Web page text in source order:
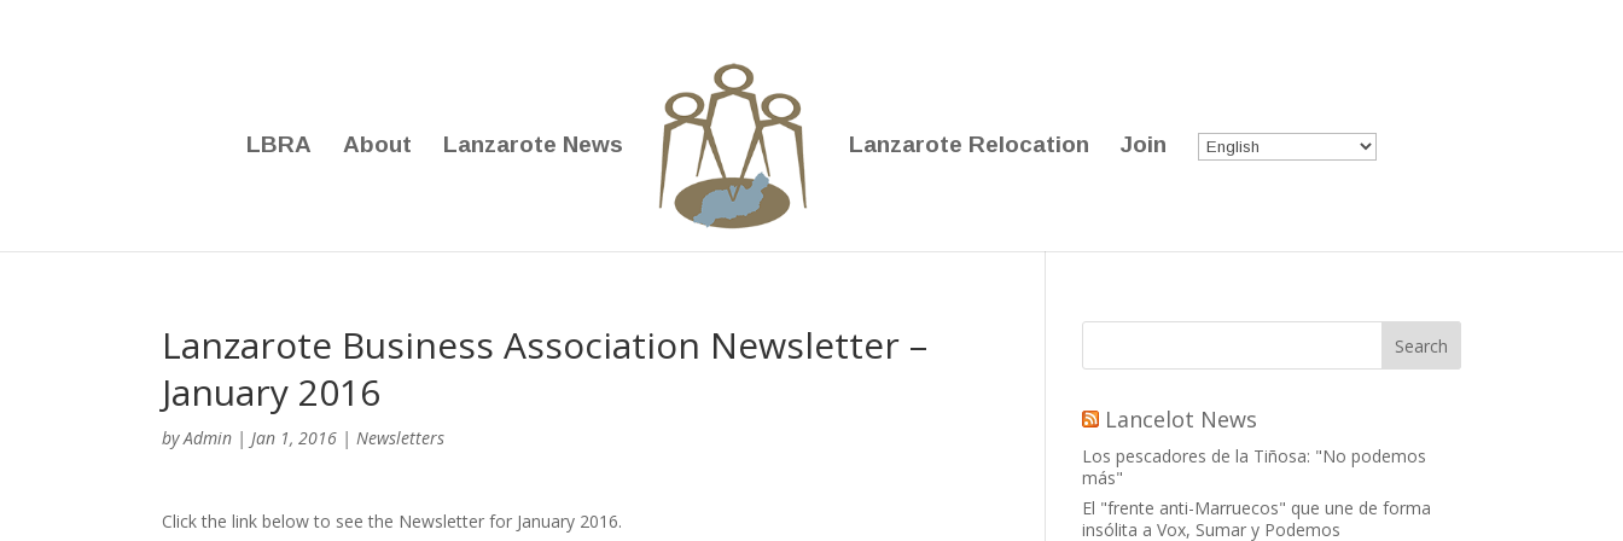
LBRA About Lanzarote News Lanzarote Relocation Join
Lanzarote Business Association Newsletter –
January 2016
byAdmin |Jan 1, 2016 |Newsletters
Click the link below to see the Newsletter for January 2016.
Lancelot News
Los pescadores de la Tiñosa: "No podemos
más"
El "frente anti-Marruecos" que une de forma
insólita a Vox, Sumar y Podemos